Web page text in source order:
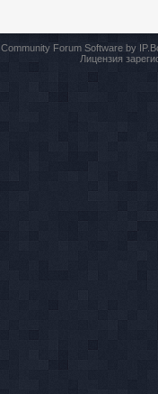
Community Forum Software by
Лицензия